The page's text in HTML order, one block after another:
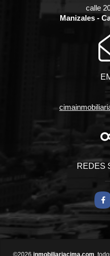
calle
Manizales -
REDES
©2026 inmobiliariacima.com ,